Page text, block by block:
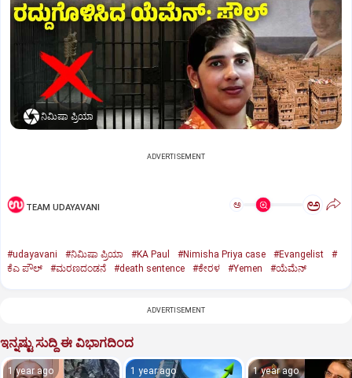
ನಿಮಿಷಾ ಪ್ರಿಯಾ
ADVERTISEMENT
TEAM UDAYAVANI ಅ ಅ
#udayavani #ನಿಮಿಷಾ ಪ್ರಿಯಾ #KA Paul #Nimisha Priya case #Evangelist
#
ಕೆಎ ಪೌಲ್
#ಮರಣದಂಡನೆ #death sentence #ಕೇರಳ #Yemen #ಯೆಮೆನ್‌
ADVERTISEMENT
ಇನ್ನಷ್ಟು ಸುದ್ದಿ ಈ ವಿಭಾಗದಿಂದ
1 year ago 1 year ago 1 year ago